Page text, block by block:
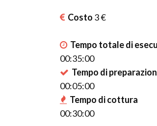
Costo 3 €
Tempo totale di
00:35:00
Tempo di
00:05:00
Tempo di cottura
00:30:00